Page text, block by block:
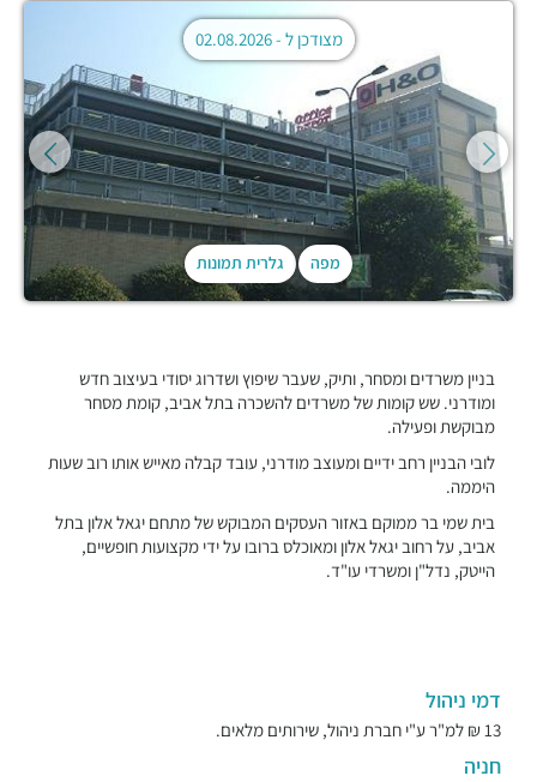
מפה גלרית תמונות
מצודכן ל -02.08.2026
בניין משרדים ומסחר, ותיק, שעבר שיפוץ ושדרוג יסודי בעיצוב חדש
ומודרני. שש קומות של משרדים להשכרה בתל אביב, קומת מסחר
מבוקשת ופעילה.
לובי הבניין רחב ידיים ומעוצב מודרני, עובד קבלה מאייש אותו רוב שעות
היממה.
בית שמי בר ממוקם באזור העסקים המבוקש של מתחם יגאל אלון בתל
אביב, על רחוב יגאל אלון ומאוכלס ברובו על ידי מקצועות חופשיים,
הייטק, נדל"ן ומשרדי עו"ד.
דמי ניהול
13 ₪ למ"ר ע"י חברת ניהול, שירותים מלאים.
חניה